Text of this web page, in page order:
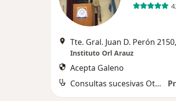
Instituto Orl Arauz
Acepta Galeno
Consultas sucesivas Otorrinolaringología